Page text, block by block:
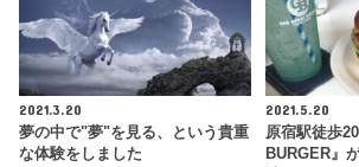
2021.3.20
夢の中で"夢"を見る、という貴重
な体験をしました
2021.5.20
原宿駅徒歩
BURGER』